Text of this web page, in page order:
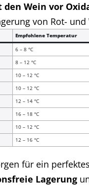
den Wein vor
von Rot-
Empfohlene Temperatur
6 – 8 °C
8 – 12 °C
10 – 12 °C
10 – 12 °C
12 – 14 °C
16 – 18 °C
10 – 12 °C
12 – 16 °C
für ein
Lagerung